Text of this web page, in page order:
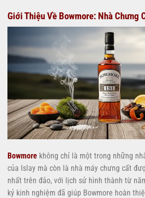
Giới Thiệu Về Bowmore: Nhà Chưng
Bowmore không chỉ là một trong những
của Islay mà còn là nhà máy chưng cất
nhất trên đảo, với lịch sử hình thành từ
kỷ kinh nghiệm đã giúp Bowmore hoàn